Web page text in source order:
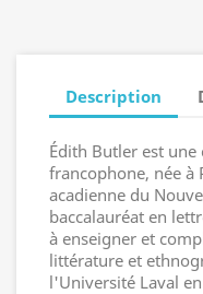
Description
Édith Butler est une
francophone, née à
acadienne du
baccalauréat en
à enseigner et
littérature et
l'Université Laval en